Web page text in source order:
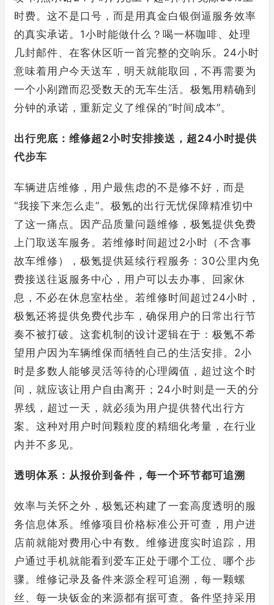
时费。这不是口号，而是用真金白银倒逼服务效率
的真实承诺。1小时能做什么？喝一杯咖啡、处理
几封邮件、在客休区听一首完整的交响乐。24小时
意味着用户今天送车，明天就能取回，不再需要为
一个小剐蹭而忍受数天的无车生活。极氪用精确到
分钟的承诺，重新定义了维保的“时间成本”。
出行兜底：维修超2小时安排接送，超24小时提供
代步车
车辆进店维修，用户最焦虑的不是修不好，而是
“我接下来怎么走”。极氪的出行无忧保障精准切中
了这一痛点。因产品质量问题维修，极氪提供免费
上门取送车服务。若维修时间超过2小时（不含事
故车维修），极氪提供延续行程服务：30公里内免
费接送往返服务中心，用户可以去办事、回家休
息，不必在休息室枯坐。若维修时间超过24小时，
极氪还将提供免费代步车，确保用户的日常出行节
奏不被打破。这套机制的设计逻辑在于：极氪不希
望用户因为车辆维保而牺牲自己的生活安排。2小
时是多数人能够灵活等待的心理阈值，超过这个时
间，就应该让用户自由离开；24小时则是一天的分
界线，超过一天，就必须为用户提供替代出行方
案。这种对用户时间颗粒度的精细化考量，在行业
内并不多见。
透明体系：从报价到备件，每一个环节都可追溯
效率与关怀之外，极氪还构建了一套高度透明的服
务信息体系。维修项目价格标准公开可查，用户进
店前就能对费用心中有数。维修进度实时追踪，用
户通过手机就能看到爱车正处于哪个工位、哪个步
骤。维修记录及备件来源全程可追溯，每一颗螺
丝、每一块钣金的来源都有据可查。备件坚持采用